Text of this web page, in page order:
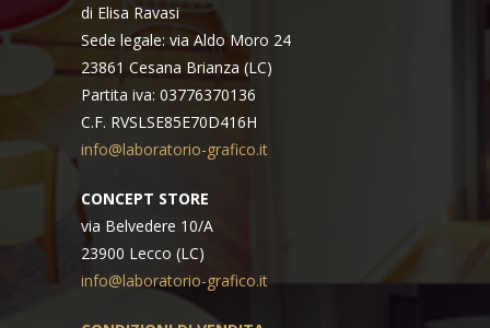
di Elisa Ravasi
Sede legale: via Aldo Moro 24
23861 Cesana Brianza (LC)
Partita iva: 03776370136
C.F. RVSLSE85E70D416H
info@laboratorio-grafico.it
CONCEPT STORE
via Belvedere 10/A
23900 Lecco (LC)
info@laboratorio-grafico.it